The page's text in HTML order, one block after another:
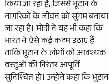
किया जा रहा है, जिससे भूटान के
नागरिकों के जीवन को सुगम बनाया
जा रहा है। मोदी ने यह भी कहा कि
भारत ने ऐसे कई कदम उठाए हैं
ताकि भूटान के लोगों को आवश्यक
वस्तुओं की निरंतर आपूर्ति
सुनिश्चित हो। उन्होंने कहा कि भूटान